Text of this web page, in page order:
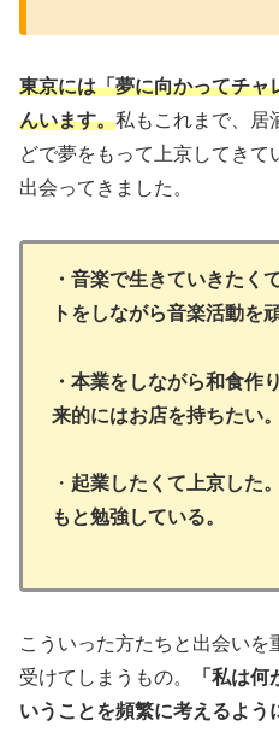
東京には「夢に向かってチャ
んいます。私もこれまで、居
どで夢をもって上京してき
出会ってきました。
・音楽で生きていきたく
トをしながら音楽活動を
・本業をしながら和食作
来的にはお店を持ちたい。
・ 起業したくて上京した
もと勉強している。
こういった方たちと出会い
受けてしまうもの。
「私は
いうことを頻繁に考えるよう